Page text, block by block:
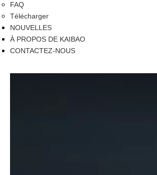
FAQ
Télécharger
NOUVELLES
À PROPOS DE KAIBAO
CONTACTEZ-NOUS